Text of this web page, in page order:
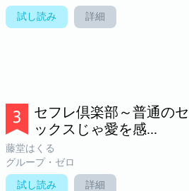
試し読み 詳細
セフレ倶楽部～普通のセ
ックスじゃ愛を感...
藤堂はくる
グループ・ゼロ
試し読み 詳細